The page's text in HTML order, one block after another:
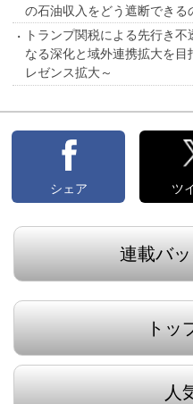
の石油収入をどう遮断できる
トランプ関税による先行き
なる深化と域外連携拡大を
レゼンス拡大～
シェア ツ
連載バ
トッ
人